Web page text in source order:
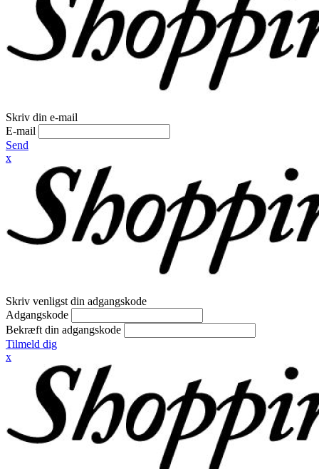
Skriv din e-mail
E-mail
Send
x
Skriv venligst din adgangskode
Adgangskode
Bekræft din adgangskode
Tilmeld dig
x